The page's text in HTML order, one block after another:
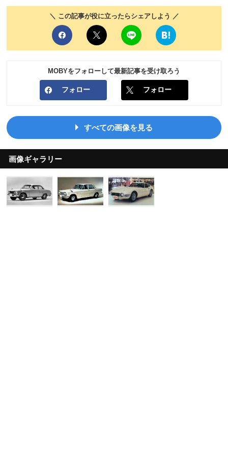
＼ この記事が役に立ったらシェアしよう ／
MOBYをフォローして最新記事を受け取ろう
フォロー フォロー
すべての画像を見る
画像ギャラリー